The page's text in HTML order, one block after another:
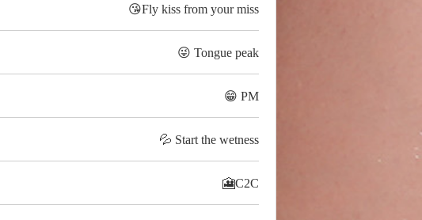
Fly kiss from your miss😘
Tongue peak 😜
PM 😁
Start the wetness 💦
C2C🎦